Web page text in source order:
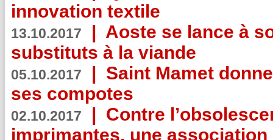
innovation textile
13.10.2017 | Aoste se lance à
substituts à la viande
05.10.2017 | Saint Mamet
ses compotes
02.10.2017 | Contre
imprimantes, une